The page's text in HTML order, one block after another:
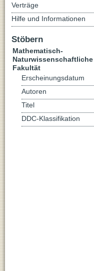
Verträge
Hilfe und Informationen
Stöbern
Mathematisch-
Naturwissenschaftliche
Fakultät
Erscheinungsdatum
Autoren
Titel
DDC-Klassifikation